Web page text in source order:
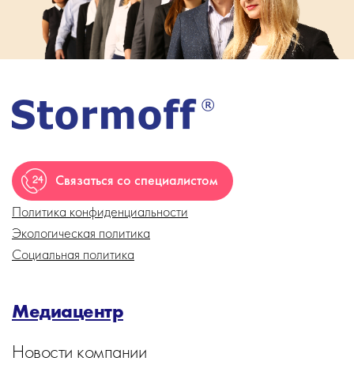
Связаться со специалистом
Политика конфиденциальности
Экологическая политика
Социальная политика
Медиацентр
Новости компании